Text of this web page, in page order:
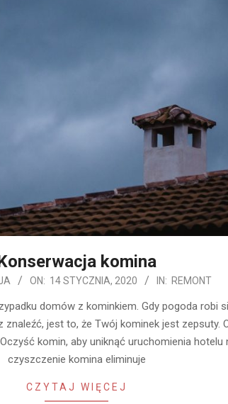
komina
ON: 14 STYCZNIA, 2020 IN: REMONT
domów z kominkiem. Gdy pogoda robi
znaleźć, jest to, że Twój kominek jest zepsuty.
komin, aby uniknąć uruchomienia hotelu
czyszczenie komina eliminuje
CZYTAJ WIĘCEJ